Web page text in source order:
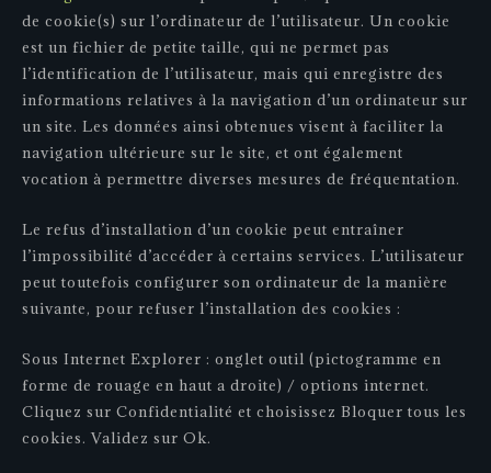
de cookie(s) sur l’ordinateur de l’utilisateur. Un cookie
est un fichier de petite taille, qui ne permet pas
l’identification de l’utilisateur, mais qui enregistre des
informations relatives à la navigation d’un ordinateur sur
un site. Les données ainsi obtenues visent à faciliter la
navigation ultérieure sur le site, et ont également
vocation à permettre diverses mesures de fréquentation.
Le refus d’installation d’un cookie peut entraîner
l’impossibilité d’accéder à certains services. L’utilisateur
peut toutefois configurer son ordinateur de la manière
suivante, pour refuser l’installation des cookies :
Sous Internet Explorer : onglet outil (pictogramme en
forme de rouage en haut a droite) / options internet.
Cliquez sur Confidentialité et choisissez Bloquer tous les
cookies. Validez sur Ok.